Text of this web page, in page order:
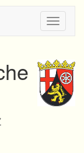
ein/